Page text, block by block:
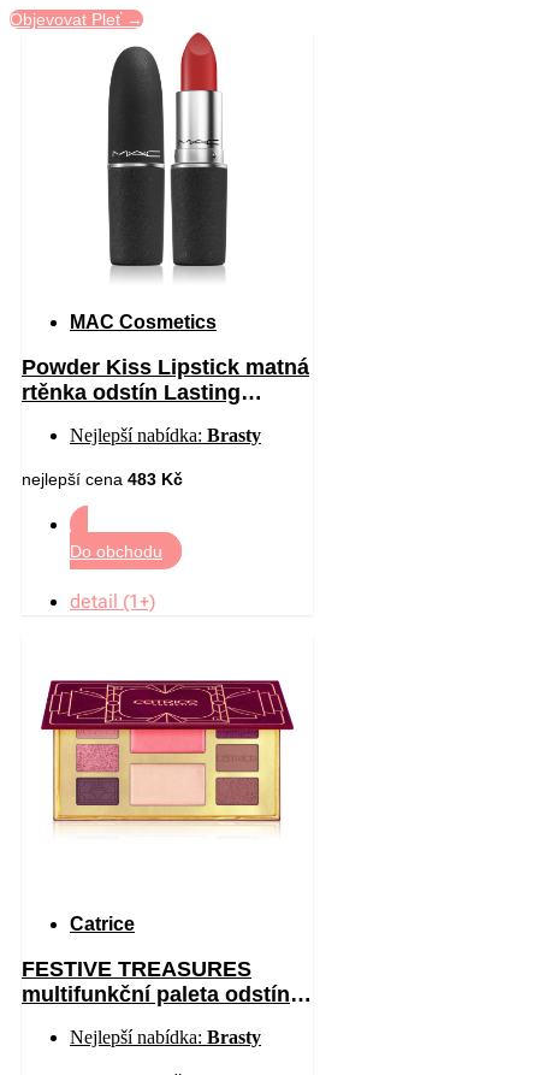
Objevovat Pleť →
MAC Cosmetics
Powder Kiss Lipstick matná
rtěnka odstín Lasting
Nejlepší nabídka: Brasty
nejlepší cena 483 Kč
Do obchodu
detail (1+)
Catrice
FESTIVE TREASURES
multifunkční paleta odstín
Nejlepší nabídka: Brasty